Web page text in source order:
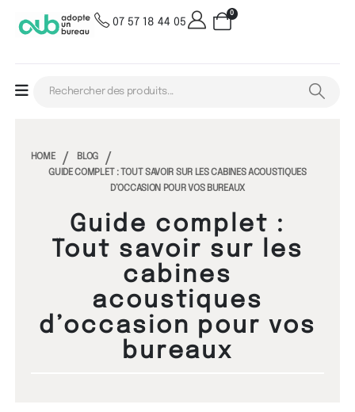
07 57 18 44 05
0
HOME
BLOG
GUIDE COMPLET : TOUT SAVOIR SUR LES CABINES ACOUSTIQUES
D’OCCASION POUR VOS BUREAUX
Guide complet :
Tout savoir sur les
cabines
acoustiques
d’occasion pour vos
bureaux